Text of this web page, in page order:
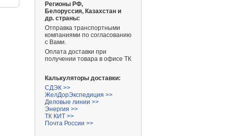
Регионы РФ,
Белоруссия, Казахстан и
др. страны:
Отправка транспортными
компаниями по согласованию
с Вами.
Оплата доставки при
получении товара в офисе ТК
Калькуляторы доставки:
СДЭК >>
ЖелДорЭкспедиция >>
Деловые линии >>
Энергия >>
ТК КИТ >>
Почта России >>